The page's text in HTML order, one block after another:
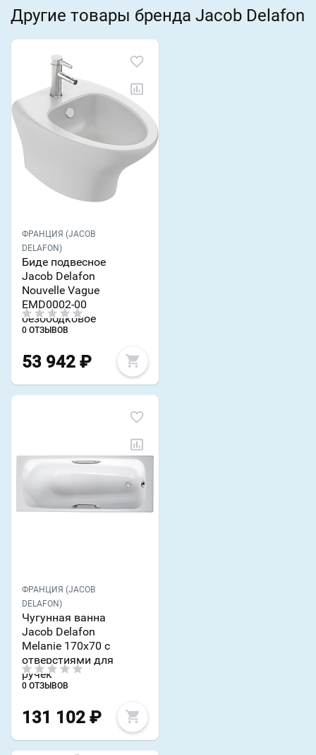
Другие товары бренда Jacob Delafon
ФРАНЦИЯ (JACOB
DELAFON)
Биде подвесное
Jacob Delafon
Nouvelle Vague
EMD0002-00
безободковое
0 ОТЗЫВОВ
53 942 ₽
ФРАНЦИЯ (JACOB
DELAFON)
Чугунная ванна
Jacob Delafon
Melanie 170х70 с
отверстиями для
ручек
0 ОТЗЫВОВ
131 102 ₽